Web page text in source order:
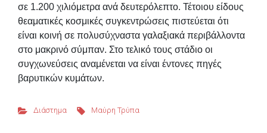
σε 1.200 χιλιόμετρα ανά δευτερόλεπτο. Τέτοιου είδους
θεαματικές κοσμικές συγκεντρώσεις πιστεύεται ότι
είναι κοινή σε πολυσύχναστα γαλαξιακά περιβάλλοντα
στο μακρινό σύμπαν. Στο τελικό τους στάδιο οι
συγχωνεύσεις αναμένεται να είναι έντονες πηγές
βαρυτικών κυμάτων.
Διάστημα Μαύρη Τρύπα